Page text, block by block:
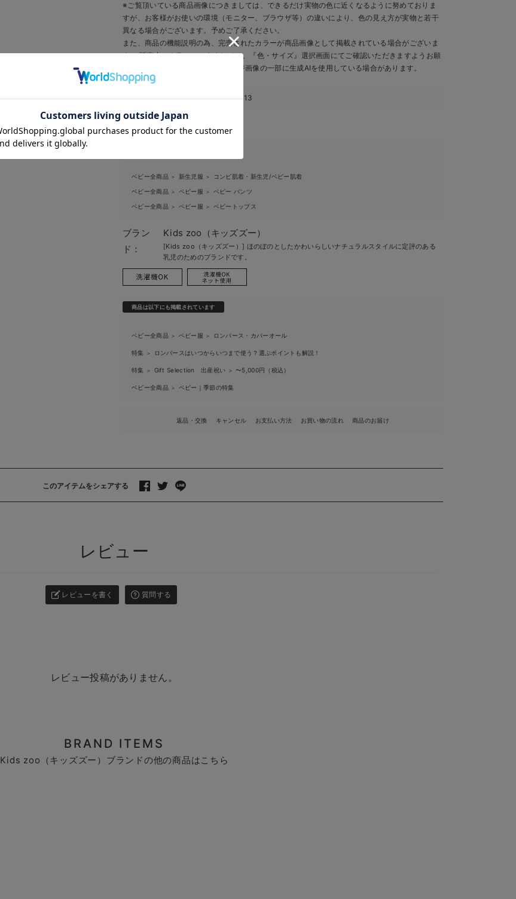
※ご覧頂いている商品画像につきましては、できるだけ実物の色に近くなるように努めておりま
すが、 お客様がお使いの環境（モニター、ブラウザ等）の違いにより、色の見え方が実物と若干
異なる場合がございます。予めご了承ください。
また、商品の機能説明の為、完売されたカラーが商品画像として掲載されている場合がございま
す。 販売中のカラーにつきましては、『色・サイズ』選択画面にてご確認いただきますようお願
※商品画像・イメージ画像の一部に生成AIを使用している場合があります。
このアイテムのお気に入り登録数 13
ベビー全商品 ＞ 新生児服 ＞ コンビ肌着・新生児/ベビー肌着
ベビー全商品 ＞ ベビー服 ＞ ベビー パンツ
ベビー全商品 ＞ ベビー服 ＞ ベビートップス
ブラン
ド：
Kids zoo（キッズズー）
[Kids zoo（キッズズー）] ほのぼのとしたかわいらしいナチュラルスタイルに定評のある
乳児のためのブランドです。
商品は以下にも掲載されています
ベビー全商品 ＞ ベビー服 ＞ ロンパース・カバーオール
特集 ＞ ロンパースはいつからいつまで使う？選ぶポイントも解説！
特集 ＞ Gift Selection 出産祝い ＞ 〜5,000円（税込）
ベビー全商品 ＞ ベビー｜季節の特集
返品・交換 キャンセル お支払い方法 お買い物の流れ 商品のお届け
このアイテムをシェアする >
レビュー
レビューを書く 質問する
レビュー投稿がありません。
BRAND ITEMS
Kids zoo（キッズズー）ブランドの他の商品はこちら
お気に入り商品を確認する